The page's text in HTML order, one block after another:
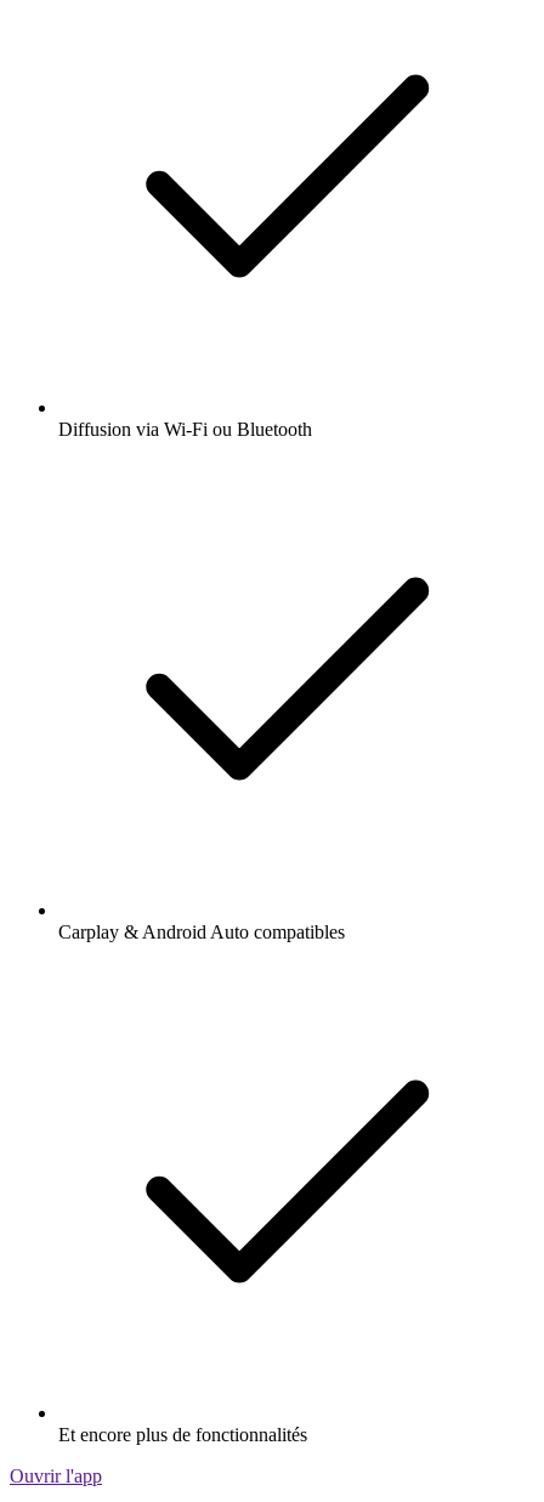
Diffusion via Wi-Fi ou Bluetooth
Carplay & Android Auto compatibles
Et encore plus de fonctionnalités
Ouvrir l'app